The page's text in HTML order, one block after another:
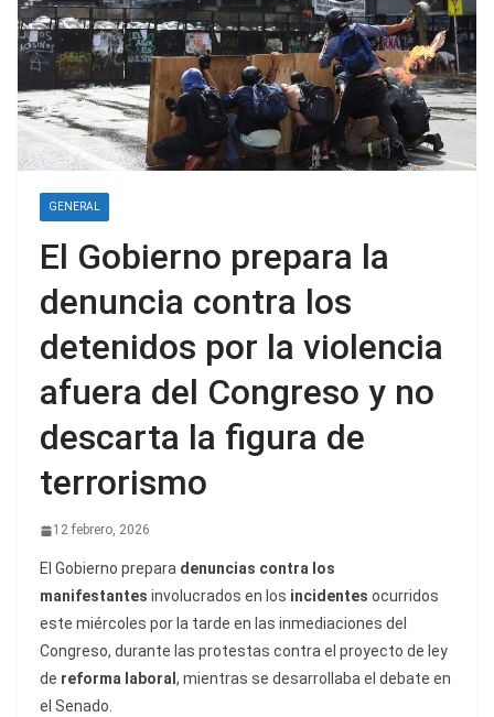
GENERAL
El Gobierno prepara la
denuncia contra los
detenidos por la violencia
afuera del Congreso y no
descarta la figura de
terrorismo
12 febrero, 2026
El Gobierno prepara denuncias contra los
manifestantes involucrados en los incidentes ocurridos
este miércoles por la tarde en las inmediaciones del
Congreso, durante las protestas contra el proyecto de ley
de reforma laboral , mientras se desarrollaba el debate en
el Senado.